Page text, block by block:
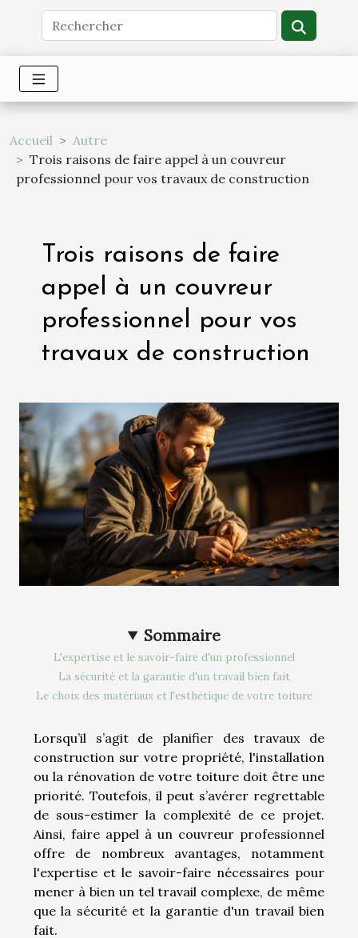
Accueil
Autre
Trois raisons de faire appel à un couvreur
professionnel pour vos travaux de construction
Trois raisons de faire
appel à un couvreur
professionnel pour vos
travaux de construction
Sommaire
L'expertise et le savoir-faire d'un professionnel
La sécurité et la garantie d'un travail bien fait
Le choix des matériaux et l'esthétique de votre toiture
Lorsqu’il s’agit de planifier des travaux de
construction sur votre propriété, l'installation
ou la rénovation de votre toiture doit être une
priorité. Toutefois, il peut s’avérer regrettable
de sous-estimer la complexité de ce projet.
Ainsi, faire appel à un couvreur professionnel
offre de nombreux avantages, notamment
l'expertise et le savoir-faire nécessaires pour
mener à bien un tel travail complexe, de même
que la sécurité et la garantie d'un travail bien
fait.